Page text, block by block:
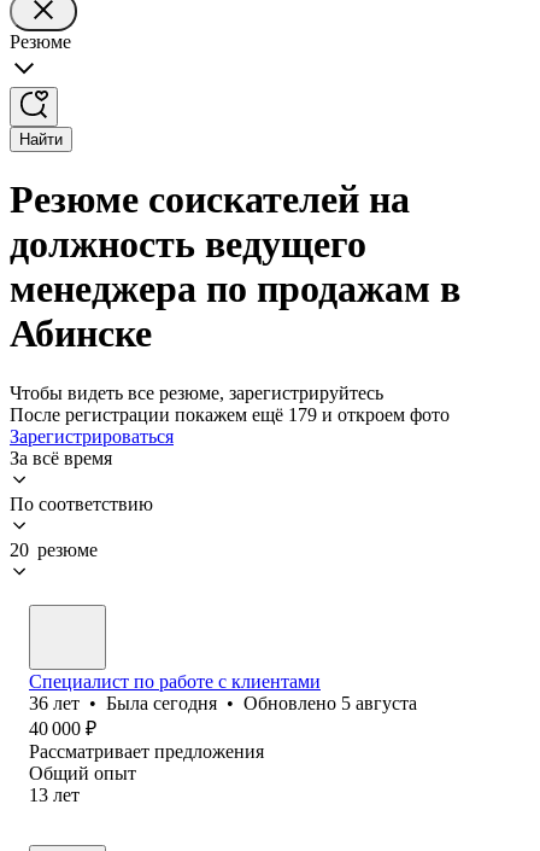
Резюме
Найти
Резюме соискателей на
должность ведущего
менеджера по продажам в
Абинске
Чтобы видеть все резюме, зарегистрируйтесь
После регистрации покажем ещё 179 и откроем фото
Зарегистрироваться
За всё время
По соответствию
20 резюме
Специалист по работе с клиентами
36 лет • Была сегодня • Обновлено 5 августа
40 000 ₽
Рассматривает предложения
Общий опыт
13 лет